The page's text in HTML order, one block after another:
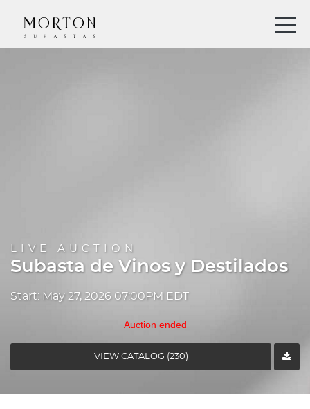
LIVE AUCTION
Subasta de Vinos y Destilados
Start: May 27, 2026 07:00PM EDT
Auction ended
VIEW CATALOG (230)